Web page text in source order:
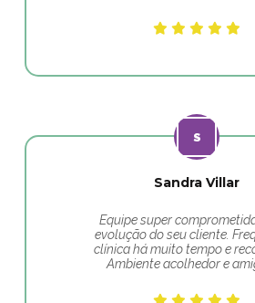
Sandra Villar
Equipe super
evolução do seu cliente.
clínica há muito tempo e
Ambiente acolhedor e